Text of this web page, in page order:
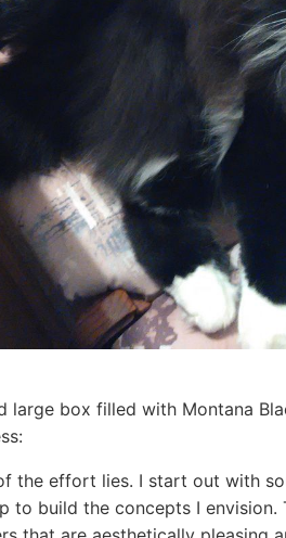
large box filled with Montana
the effort lies. I start out with
to build the concepts I